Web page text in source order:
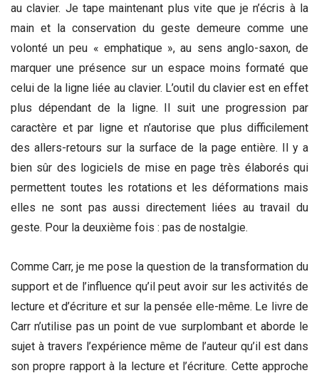
au clavier. Je tape maintenant plus vite que je n’écris à la
main et la conservation du geste demeure comme une
volonté un peu « emphatique », au sens anglo-saxon, de
marquer une présence sur un espace moins formaté que
celui de la ligne liée au clavier. L’outil du clavier est en effet
plus dépendant de la ligne. Il suit une progression par
caractère et par ligne et n’autorise que plus difficilement
des allers-retours sur la surface de la page entière. Il y a
bien sûr des logiciels de mise en page très élaborés qui
permettent toutes les rotations et les déformations mais
elles ne sont pas aussi directement liées au travail du
geste. Pour la deuxième fois : pas de nostalgie.
Comme Carr, je me pose la question de la transformation du
support et de l’influence qu’il peut avoir sur les activités de
lecture et d’écriture et sur la pensée elle-même. Le livre de
Carr n’utilise pas un point de vue surplombant et aborde le
sujet à travers l’expérience même de l’auteur qu’il est dans
son propre rapport à la lecture et l’écriture. Cette approche